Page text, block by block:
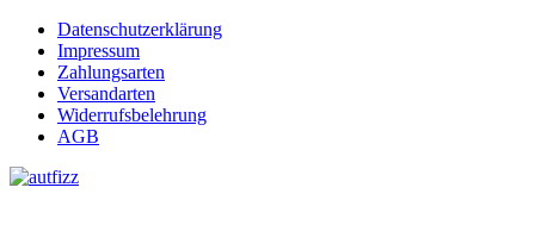
Skip
main
content
Datenschutzerklärung
Impressum
Zahlungsarten
Versandarten
Widerrufsbelehrung
AGB